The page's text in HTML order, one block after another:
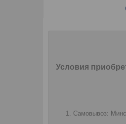
Условия
Самовывоз: